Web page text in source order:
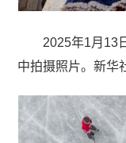
2025年1月13
中拍摄照片。新华